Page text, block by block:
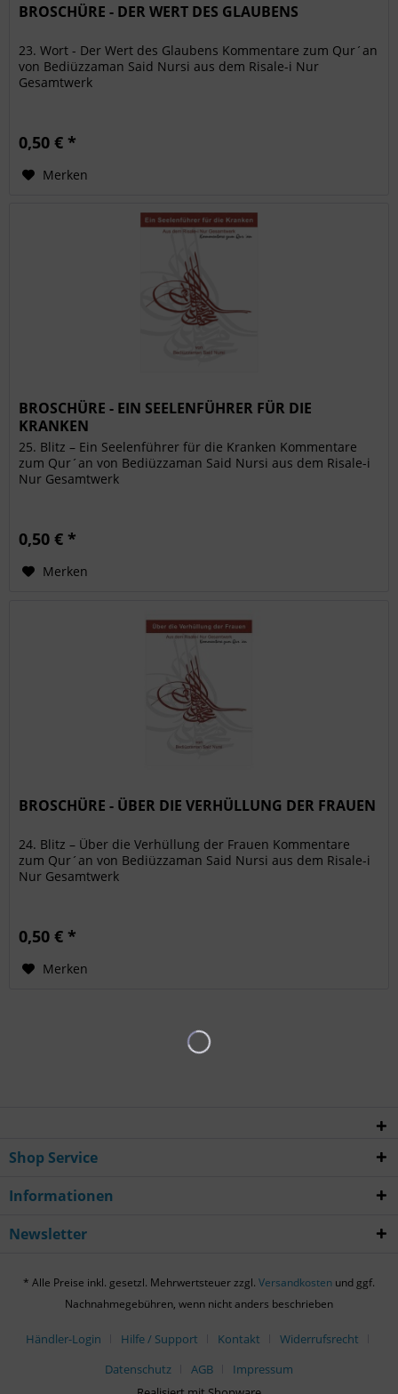
BROSCHÜRE - DER WERT DES GLAUBENS
23. Wort - Der Wert des Glaubens Kommentare zum Qur´an
von Bediüzzaman Said Nursi aus dem Risale-i Nur
Gesamtwerk
0,50 € *
Merken
BROSCHÜRE - EIN SEELENFÜHRER FÜR DIE
KRANKEN
25. Blitz – Ein Seelenführer für die Kranken Kommentare
zum Qur´an von Bediüzzaman Said Nursi aus dem Risale-i
Nur Gesamtwerk
0,50 € *
Merken
BROSCHÜRE - ÜBER DIE VERHÜLLUNG DER FRAUEN
24. Blitz – Über die Verhüllung der Frauen Kommentare
zum Qur´an von Bediüzzaman Said Nursi aus dem Risale-i
Nur Gesamtwerk
0,50 € *
Merken
Shop Service
Informationen
Newsletter
* Alle Preise inkl. gesetzl. Mehrwertsteuer zzgl. Versandkosten und ggf.
Nachnahmegebühren, wenn nicht anders beschrieben
Händler-Login Hilfe / Support Kontakt
Widerrufsrecht
Datenschutz
AGB
Impressum